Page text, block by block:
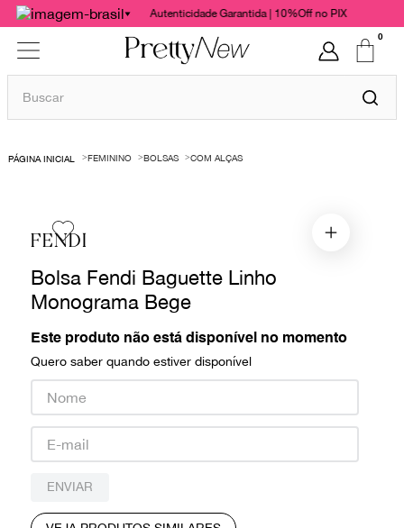
Autenticidade Garantida | 10%Off no PIX
0
Buscar
FEMININO BOLSAS COM ALÇAS
FENDI
Bolsa Fendi Baguette Linho
Monograma Bege
Este produto não está disponível no momento
Quero saber quando estiver disponível
ENVIAR
1º
bolsas
chanel
gucci
paula raia
burberry
louis vuitton
prada